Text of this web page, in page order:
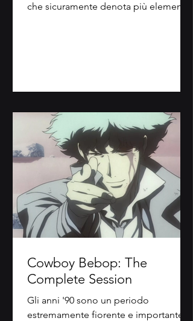
che sicuramente denota più elementi,
Cowboy Bebop: The
Complete Session
Gli anni '90 sono un periodo
estremamente fiorente e importante